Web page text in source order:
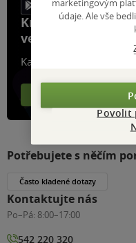
Knihy, recenze a
ve vaší kapse a
Každý měsíc společně
Potřebujete s něčím
Často kladené dotazy
Kontaktujte nás
Po–Pá: 8:00–17:00
542 220 320
údaje. Ale vše
Povolit